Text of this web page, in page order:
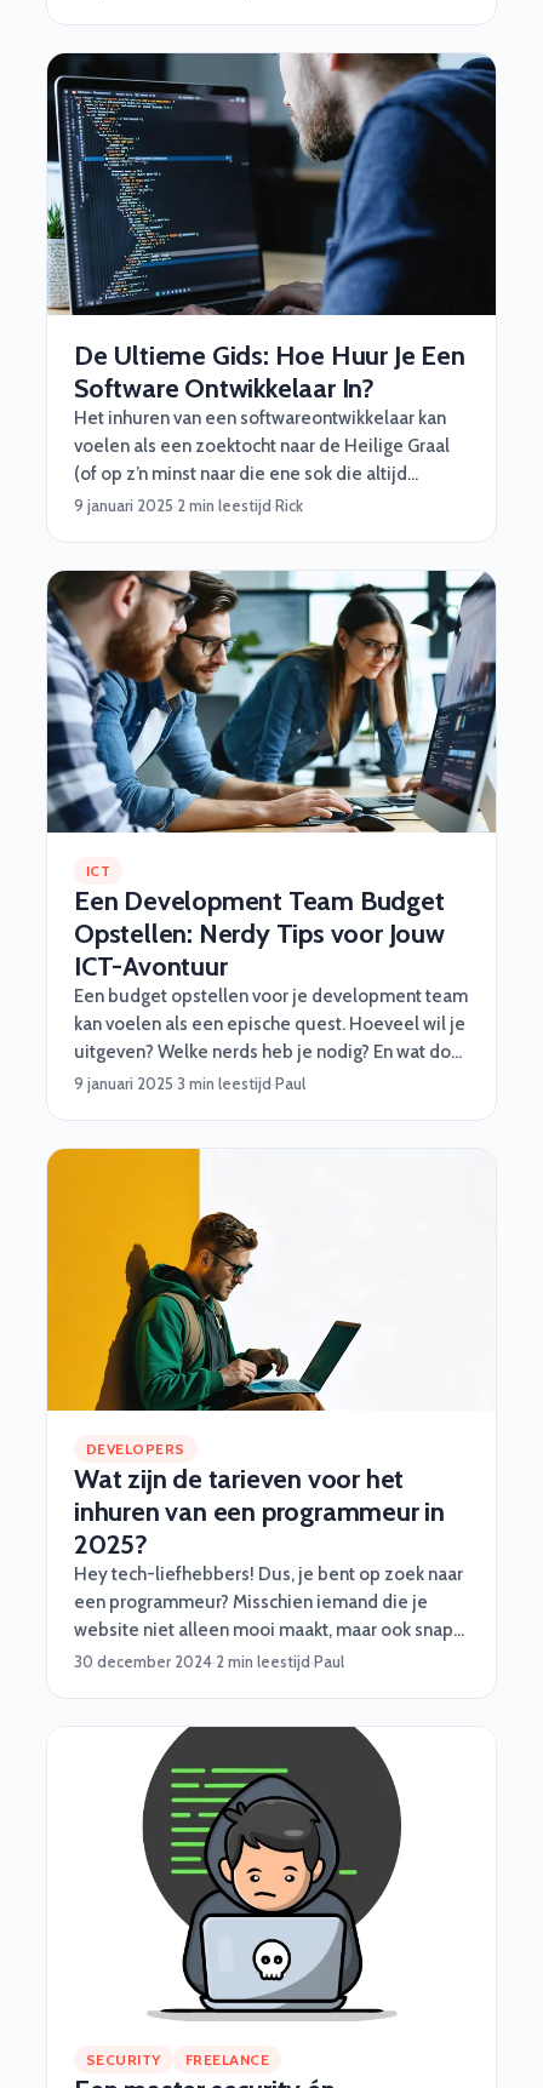
De Ultieme Gids: Hoe Huur Je Een
Software Ontwikkelaar In?
Het inhuren van een softwareontwikkelaar kan
voelen als een zoektocht naar de Heilige Graal
(of op z’n minst naar die ene sok die altijd
verdwijnt in de was). Maar maak je geen zorgen,
inzichten en een beetje octopus-magic :)
9 januari 2025·2 min leestijd·Rick
ICT
Een Development Team Budget
Opstellen: Nerdy Tips voor Jouw
ICT-Avontuur
Een budget opstellen voor je development team
kan voelen als een epische quest. Hoeveel wil je
uitgeven? Welke nerds heb je nodig? En wat doe
je als een onverwachte draak – of bug – opduikt?
of een cyber security specialist nodig hebt, met
een goed budget ben je al halverwege. 🎮Stap 1:
Begin met je missie (de projectdoelen)
9 januari 2025·3 min leestijd·Paul
DEVELOPERS
Wat zijn de tarieven voor het
inhuren van een programmeur in
2025?
Hey tech-liefhebbers! Dus, je bent op zoek naar
een programmeur? Misschien iemand die je
website niet alleen mooi maakt, maar ook snapt
hoe je backend niet als een kaartenhuis instort?
30 december 2024·2 min leestijd·Paul
SECURITY FREELANCE